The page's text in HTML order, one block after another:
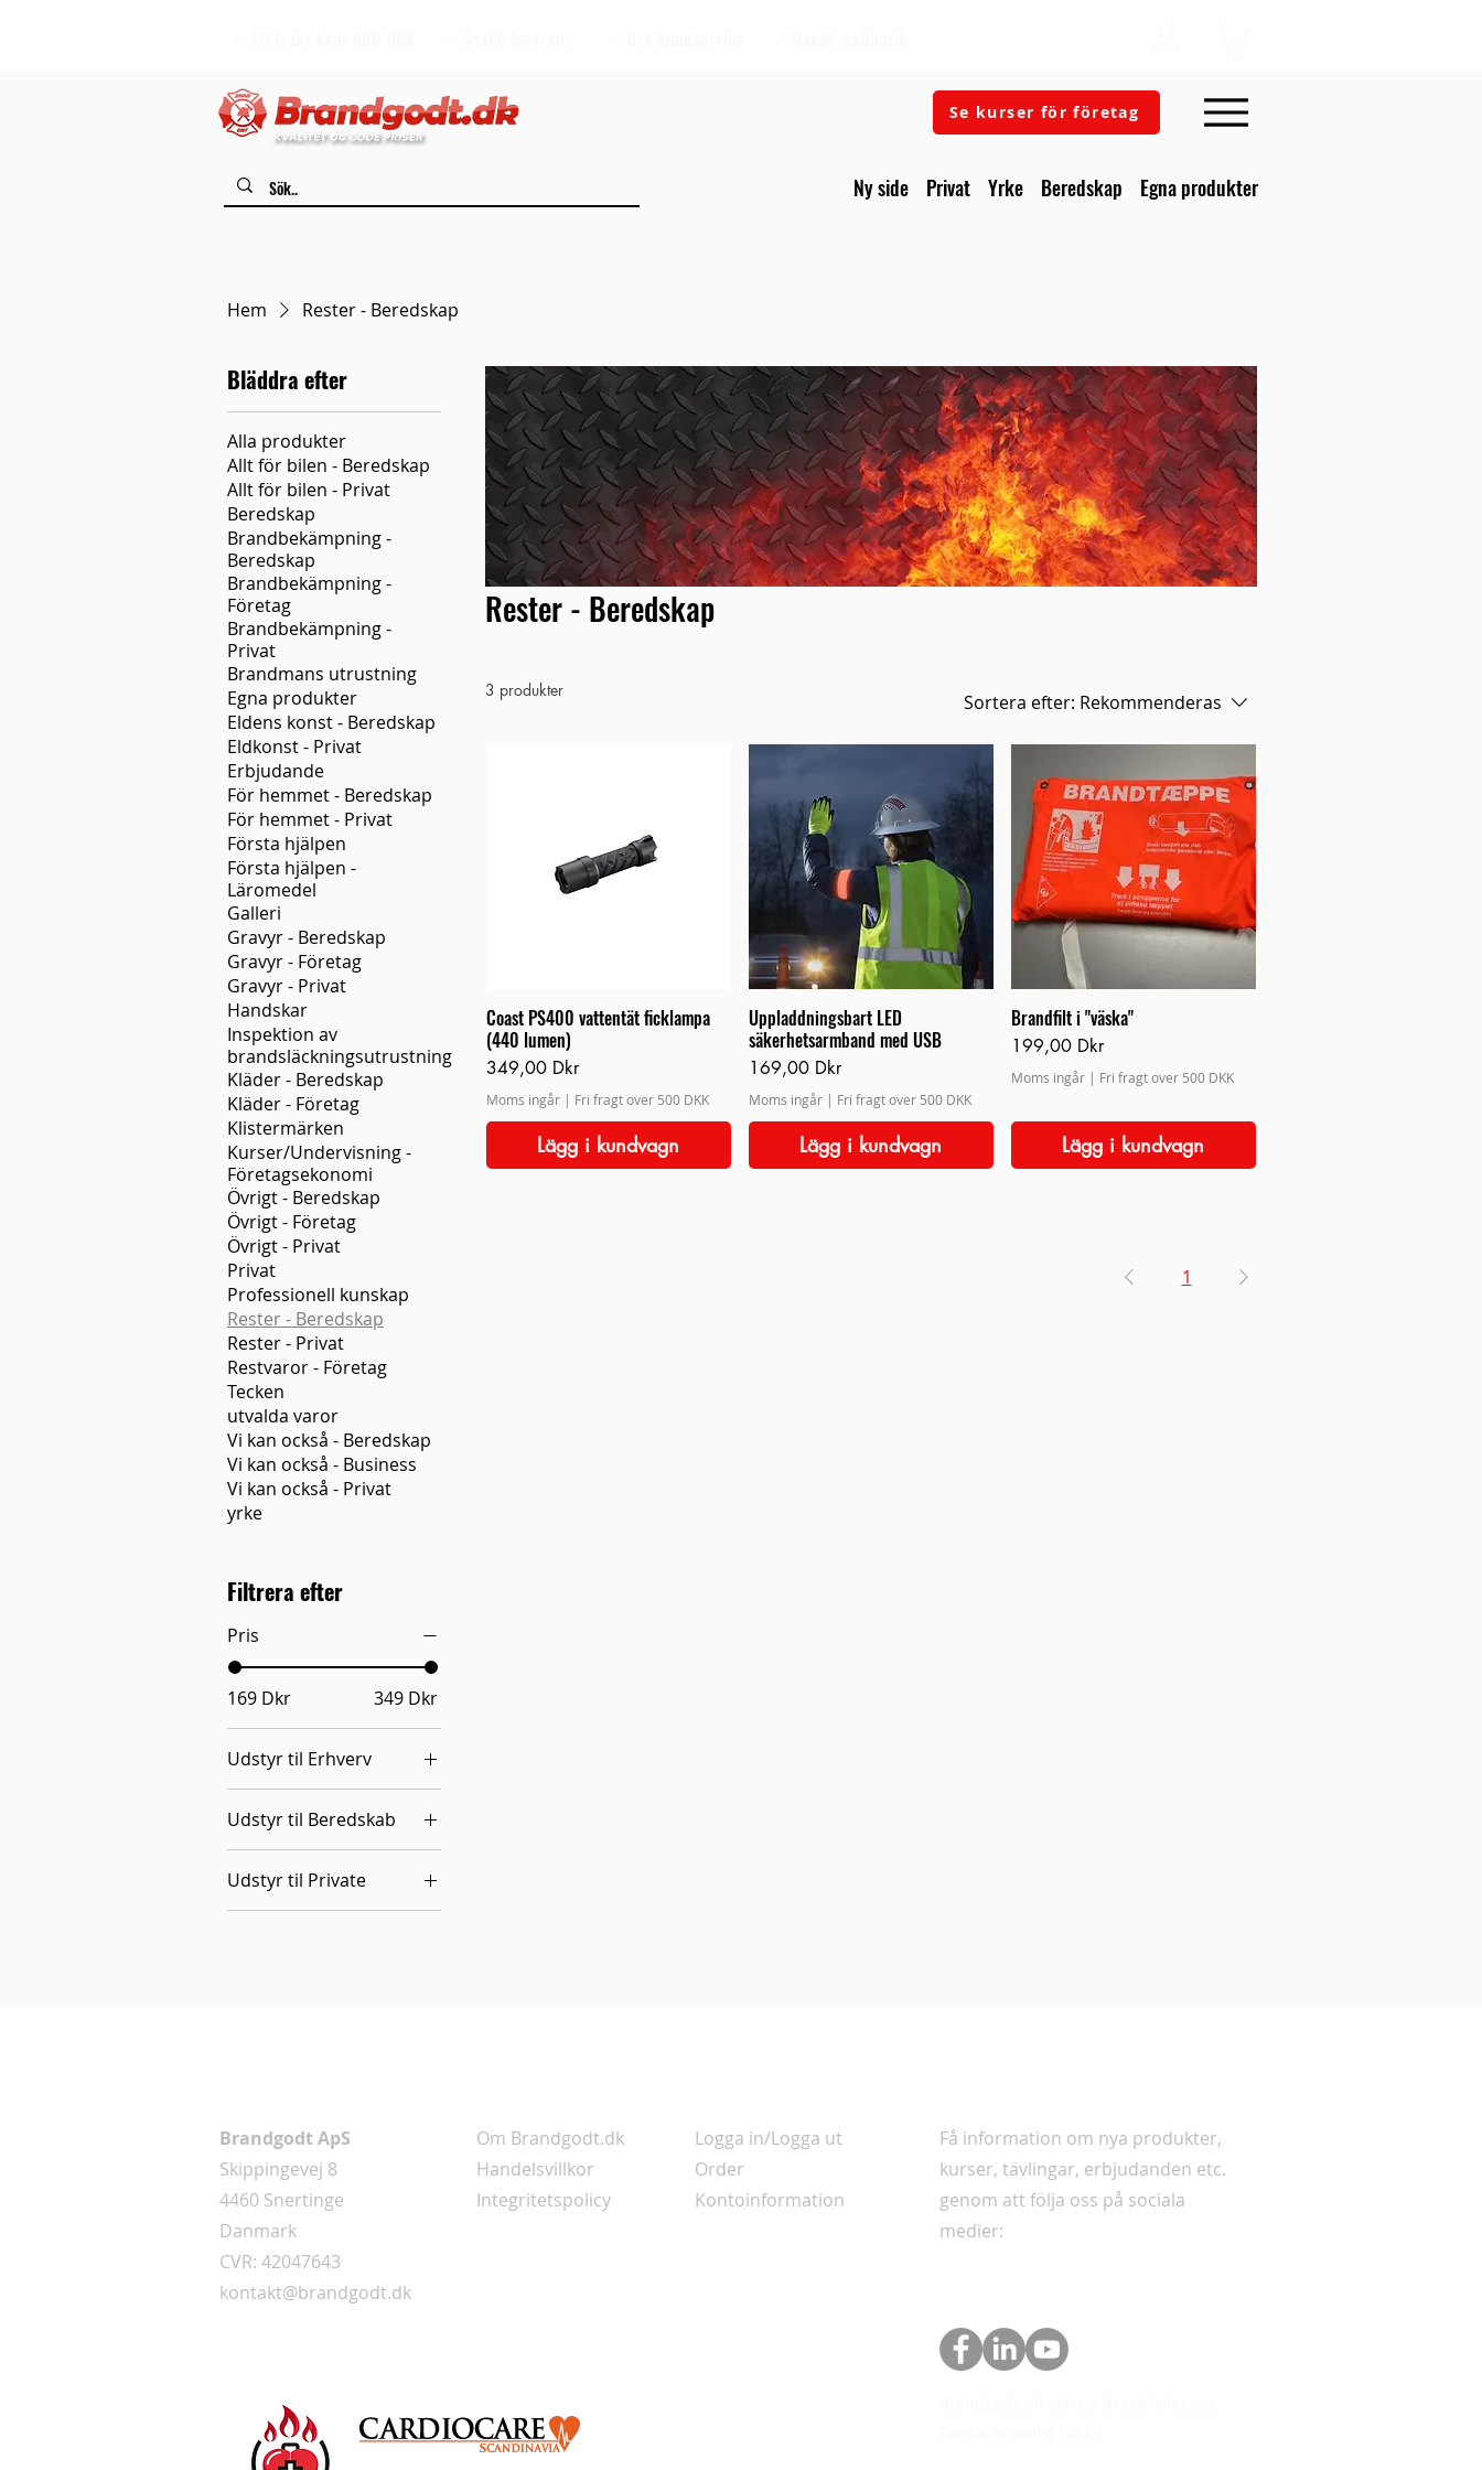
Se kurser för företag
Ny side Privat Yrke Beredskap Egna produkter
Hem Rester - Beredskap
Bläddra efter
Alla produkter
Allt för bilen - Beredskap
Allt för bilen - Privat
Beredskap
Brandbekämpning -
Beredskap
Brandbekämpning -
Företag
Brandbekämpning -
Privat
Brandmans utrustning
Egna produkter
Eldens konst - Beredskap
Eldkonst - Privat
Erbjudande
För hemmet - Beredskap
För hemmet - Privat
Första hjälpen
Första hjälpen -
Läromedel
Galleri
Gravyr - Beredskap
Gravyr - Företag
Gravyr - Privat
Handskar
Inspektion av
brandsläckningsutrustning
Kläder - Beredskap
Kläder - Företag
Klistermärken
Kurser/Undervisning -
Företagsekonomi
Övrigt - Beredskap
Övrigt - Företag
Övrigt - Privat
Privat
Professionell kunskap
Rester - Beredskap
Rester - Privat
Restvaror - Företag
Tecken
utvalda varor
Vi kan också - Beredskap
Vi kan också - Business
Vi kan också - Privat
yrke
Filtrera efter
Pris
169 Dkr 349 Dkr
Udstyr til Erhverv
Brandbekämpning -
Företag
Udstyr til Beredskab
Brandbekämpning -
Beredskap
Rester - Beredskap
Udstyr til Private
Brandbekämpning -
Rester - Beredskap
3 produkter
Sortera efter: Rekommenderas
Coast PS400 vattentät ficklampa
(440 lumen)
Pris
349,00 Dkr
Moms ingår| Fri fragt over 500 DKK
Lägg i kundvagn
Uppladdningsbart LED
säkerhetsarmband med USB
Pris
169,00 Dkr
Moms ingår| Fri fragt over 500 DKK
Lägg i kundvagn
Brandfilt i "väska"
Pris
199,00 Dkr
Moms ingår| Fri fragt over 500 DKK
Lägg i kundvagn
1
Brandgodt ApS
Skippingevej 8
4460 Snertinge
Danmark
CVR: 42047643
kontakt@brandgodt.dk
Om Brandgodt.dk
Handelsvillkor
Integritetspolicy
Logga in/Logga ut
Order
Kontoinformation
Få information om nya produkter,
kurser, tävlingar, erbjudanden etc.
genom att följa oss på sociala
medier: